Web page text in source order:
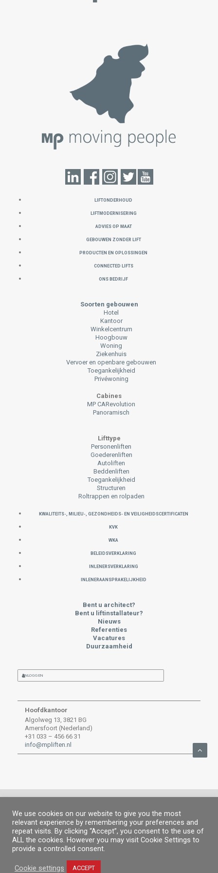
LIFTONDERHOUD
LIFTMODERNISERING
ADVIES OP MAAT
GEBOUWEN ZONDER LIFT
PRODUCTEN EN OPLOSSINGEN
CONNECTED LIFTS
ONS BEDRIJF
Soorten gebouwen
Hotel
Kantoor
Winkelcentrum
Hoogbouw
Woning
Ziekenhuis
Vervoer en openbare gebouwen
Toegankelijkheid
Privéwoning
Cabines
MP CARevolution
Panoramisch
Lifttype
Personenliften
Goederenliften
Autoliften
Beddenliften
Toegankelijkheid
Structuren
Roltrappen en rolpaden
KWALITEITS-, MILIEU-, GEZONDHEIDS- EN VEILIGHEIDSCERTIFICATEN
KVK
WKA
Beleidsverklaring
INLENERSVERKLARING
INLENERAANSPRAKELIJKHEID
Bent u architect?
Bent u liftinstallateur?
Nieuws
Referenties
Vacatures
Duurzaamheid
INLOGGEN
Hoofdkantoor
Algolweg 13, 3821 BG
Amersfoort (Nederland)
+31 033 – 456 66 31
info@mpliften.nl
© MP 2026.Alle rechten voorbehouden. |MP People|Juridische
informatie|Privacybeleid|Cookiebeleid|Informatie Kanaal
We use cookies on our website to give you the most
relevant experience by remembering your preferences and
repeat visits. By clicking “Accept”, you consent to the use of
ALL the cookies. However you may visit Cookie Settings to
provide a controlled consent.
Cookie settings ACCEPT